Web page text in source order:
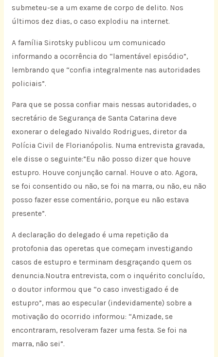
submeteu-se a um exame de corpo de delito. Nos
últimos dez dias, o caso explodiu na internet.
A família Sirotsky publicou um comunicado
informando a ocorrência do “lamentável episódio”,
lembrando que “confia integralmente nas autoridades
policiais”.
Para que se possa confiar mais nessas autoridades, o
secretário de Segurança de Santa Catarina deve
exonerar o delegado Nivaldo Rodrigues, diretor da
Polícia Civil de Florianópolis. Numa entrevista gravada,
ele disse o seguinte:”Eu não posso dizer que houve
estupro. Houve conjunção carnal. Houve o ato. Agora,
se foi consentido ou não, se foi na marra, ou não, eu não
posso fazer esse comentário, porque eu não estava
presente”.
A declaração do delegado é uma repetição da
protofonia das operetas que começam investigando
casos de estupro e terminam desgraçando quem os
denuncia.Noutra entrevista, com o inquérito concluído,
o doutor informou que “o caso investigado é de
estupro”, mas ao especular (indevidamente) sobre a
motivação do ocorrido informou: “Amizade, se
encontraram, resolveram fazer uma festa. Se foi na
marra, não sei”.